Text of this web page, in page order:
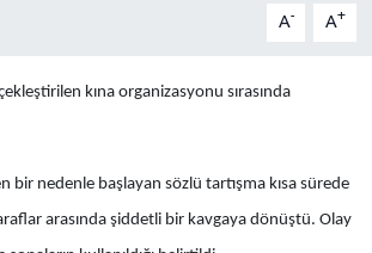
A- A+
kına organizasyonu sırasında
bir nedenle başlayan sözlü tartışma kısa sürede
arasında şiddetli bir kavgaya dönüştü. Olay